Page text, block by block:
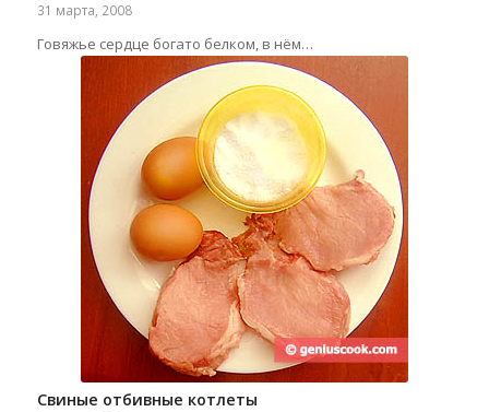
31 марта, 2008
Говяжье сердце богато белком, в нём…
Свиные отбивные котлеты